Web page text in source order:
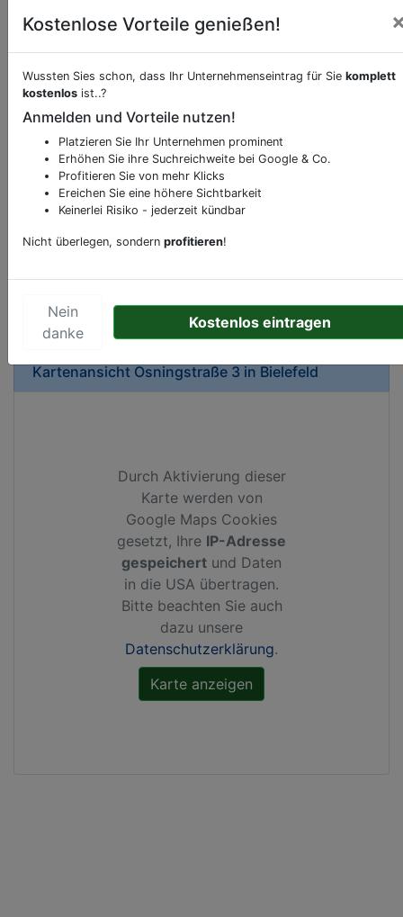
Beschreibung & Services von
Sie möchten eine Beschreibung, Dienstleistung
oder andere relevante Informationen hinzufügen?
Klicken Sie bittehierum uns zu kontaktieren.
Gerne erweitern wir Ihren Firmeneintrag um
Sonderangebote odere besondere Services, die
Ihren Wettbewerbern abheben.
Kartenansicht Osningstraße 3 in Bielefeld
Durch Aktivierung dieser
Karte werden von
Google Maps Cookies
gesetzt, Ihre IP-Adresse
gespeichert und Daten
in die USA übertragen.
Bitte beachten Sie auch
dazu unsere
Datenschutzerklärung.
Kostenlose Vorteile genießen!
Wussten Sies schon, dass Ihr Unternehmenseintrag für Sie komplett
kostenlos ist..?
Anmelden und Vorteile nutzen!
Platzieren Sie Ihr Unternehmen prominent
Erhöhen Sie ihre Suchreichweite bei Google & Co.
Profitieren Sie von mehr Klicks
Ereichen Sie eine höhere Sichtbarkeit
Keinerlei Risiko - jederzeit kündbar
Nicht überlegen, sondern profitieren!
Nein
danke
Kostenlos eintragen